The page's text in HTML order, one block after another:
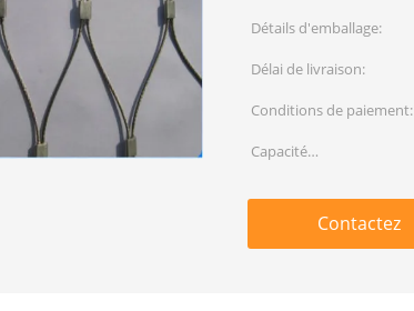
Détails d'emballage:
Délai de livraison:
Conditions de paiement:
Capacité
Contactez